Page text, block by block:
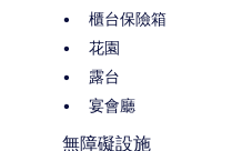
櫃台保險箱
花園
露台
宴會廳
無障礙設施